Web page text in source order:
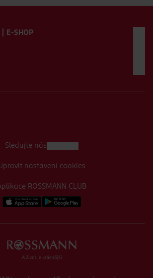
| E-SHOP
ROSSMANN CLUB
Sledujte nás
nastavení cookies